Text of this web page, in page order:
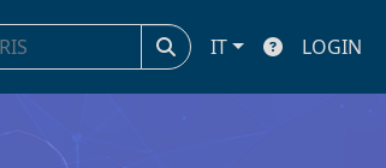
IT LOGIN